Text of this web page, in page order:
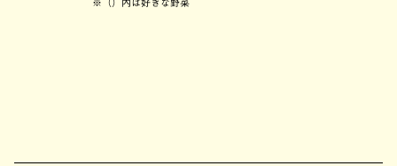
※（）内は好きな野菜